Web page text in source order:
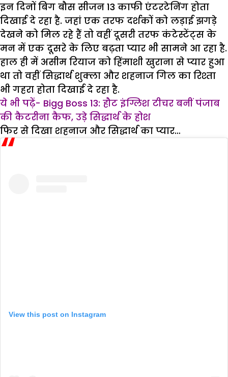
इन दिनों बिग बौस सीजन 13 काफी एंटरटेनिंग होता
दिखाई दे रहा है. जहां एक तरफ दर्शकों को लड़ाई झगड़े
देखने को मिल रहे हैं तो वहीं दूसरी तरफ कंटेस्टेंट्स के
मन में एक दूसरे के लिए बढ़ता प्यार भी सामने आ रहा है.
हाल ही में असीम रियाज को हिंमाशी खुराना से प्यार हुआ
था तो वहीं सिद्धार्थ शुक्ला और शहनाज गिल का रिश्ता
भी गहरा होता दिखाई दे रहा है.
ये भी पढ़ें- Bigg Boss 13: हौट इंग्लिश टीचर बनीं पंजाब
की कैटरीना कैफ, उड़े सिद्धार्थ के होश
फिर से दिखा शहनाज और सिद्धार्थ का प्यार…
View this post on Instagram